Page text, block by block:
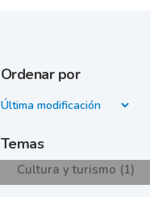
Ordenar por
Temas
Cultura y turismo (1)